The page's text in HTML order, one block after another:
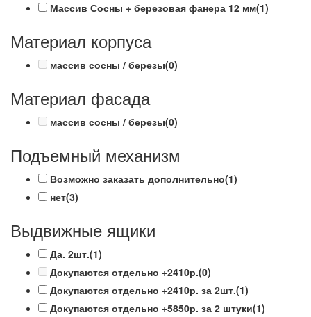
Массив Сосны + березовая фанера 12 мм(1)
Материал корпуса
массив сосны / березы(0)
Материал фасада
массив сосны / березы(0)
Подъемный механизм
Возможно заказать дополнительно(1)
нет(3)
Выдвижные ящики
Да. 2шт.(1)
Докупаются отдельно +2410р.(0)
Докупаются отдельно +2410р. за 2шт.(1)
Докупаются отдельно +5850р. за 2 штуки(1)